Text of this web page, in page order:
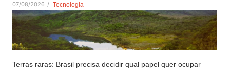
07/08/2026 / Tecnologia
Terras raras: Brasil precisa decidir qual papel quer ocupar